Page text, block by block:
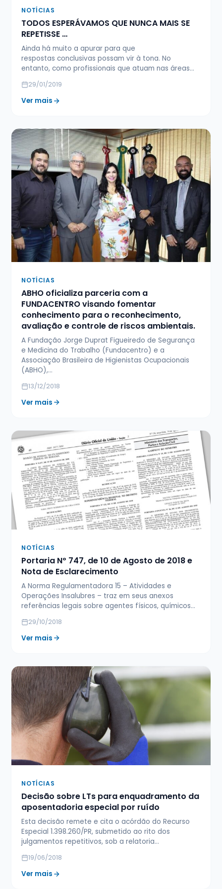
NOTÍCIAS
TODOS ESPERÁVAMOS QUE NUNCA MAIS SE
REPETISSE …
Ainda há muito a apurar para que
respostas conclusivas possam vir à tona. No
entanto, como profissionais que atuam nas áreas…
29/01/2019
Ver mais
NOTÍCIAS
ABHO oficializa parceria com a
FUNDACENTRO visando fomentar
conhecimento para o reconhecimento,
avaliação e controle de riscos ambientais.
A Fundação Jorge Duprat Figueiredo de Segurança
e Medicina do Trabalho (Fundacentro) e a
Associação Brasileira de Higienistas Ocupacionais
(ABHO),…
13/12/2018
Ver mais
NOTÍCIAS
Portaria Nº 747, de 10 de Agosto de 2018 e
Nota de Esclarecimento
A Norma Regulamentadora 15 – Atividades e
Operações Insalubres – traz em seus anexos
referências legais sobre agentes físicos, químicos…
29/10/2018
Ver mais
NOTÍCIAS
Decisão sobre LTs para enquadramento da
aposentadoria especial por ruído
Esta decisão remete e cita o acórdão do Recurso
Especial 1.398.260/PR, submetido ao rito dos
julgamentos repetitivos, sob a relatoria…
19/06/2018
Ver mais